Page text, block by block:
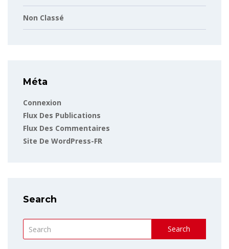
Non Classé
Méta
Connexion
Flux Des Publications
Flux Des Commentaires
Site De WordPress-FR
Search
Search